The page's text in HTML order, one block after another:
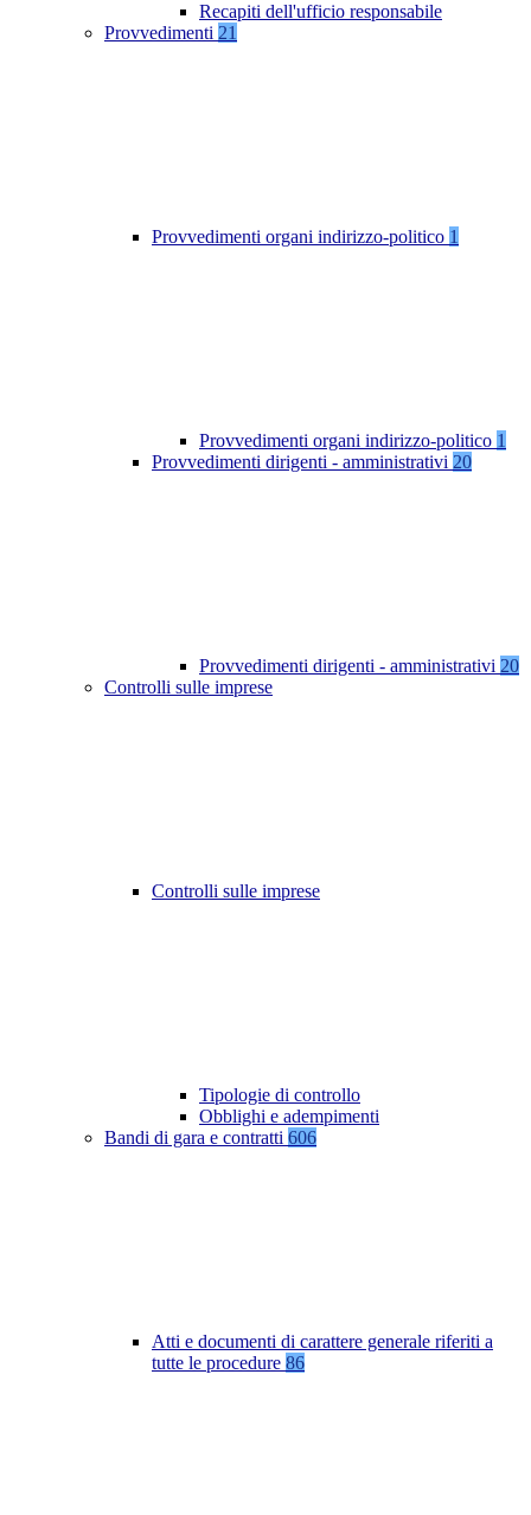
Recapiti dell'ufficio responsabile
Provvedimenti 21
Provvedimenti organi indirizzo-politico 1
Provvedimenti organi indirizzo-politico 1
Provvedimenti dirigenti - amministrativi 20
Provvedimenti dirigenti - amministrativi 20
Controlli sulle imprese
Controlli sulle imprese
Tipologie di controllo
Obblighi e adempimenti
Bandi di gara e contratti 606
Atti e documenti di carattere generale riferiti a
tutte le procedure 86